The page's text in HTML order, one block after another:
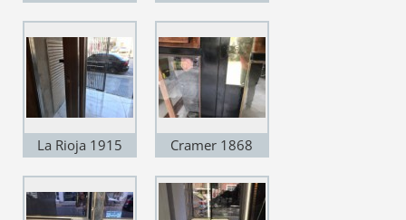
La Rioja 1915 Cramer 1868